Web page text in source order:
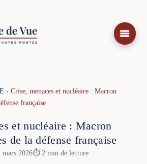
› Crise, menaces et nucléaire : Macron
française
et nucléaire : Macron
de la défense française
mars 2026⏱ 2 min de lecture